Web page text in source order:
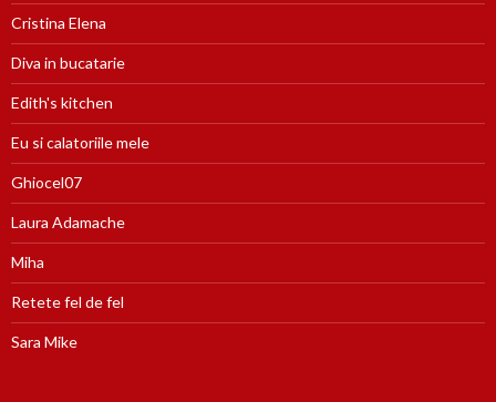
Cristina Elena
Diva in bucatarie
Edith's kitchen
Eu si calatoriile mele
Ghiocel07
Laura Adamache
Miha
Retete fel de fel
Sara Mike